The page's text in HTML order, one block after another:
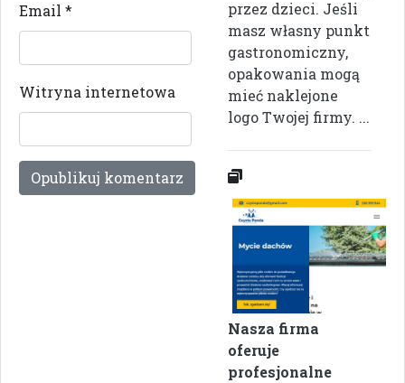
Email *
Witryna internetowa
przez dzieci. Jeśli
masz własny punkt
gastronomiczny,
opakowania mogą
mieć naklejone
logo Twojej firmy. ...
Nasza firma
oferuje
profesjonalne